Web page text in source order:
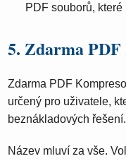
PDF souborů,
5. Zdarma
Zdarma PDF
určený pro uživatele,
beznákladových
Název mluví za vše.